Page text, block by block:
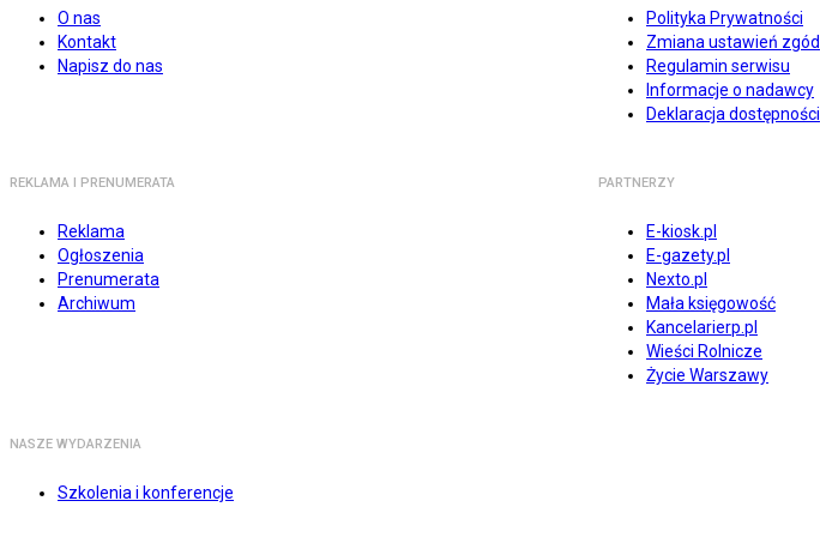
O nas
Kontakt
Napisz do nas
Polityka Prywatności
Zmiana ustawień zgód
Regulamin serwisu
Informacje o nadawcy
Deklaracja dostępności
REKLAMA I PRENUMERATA
Reklama
Ogłoszenia
Prenumerata
Archiwum
PARTNERZY
E-kiosk.pl
E-gazety.pl
Nexto.pl
Mała księgowość
Kancelarierp.pl
Wieści Rolnicze
Życie Warszawy
NASZE WYDARZENIA
Szkolenia i konferencje